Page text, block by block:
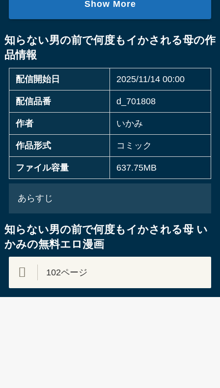
Show More
知らない男の前で何度もイかされる母の作
品情報
配信開始日 2025/11/14 00:00
配信品番 d_701808
作者 いかみ
作品形式 コミック
ファイル容量 637.75MB
あらすじ
知らない男の前で何度もイかされる母 い
かみの無料エロ漫画
102ページ